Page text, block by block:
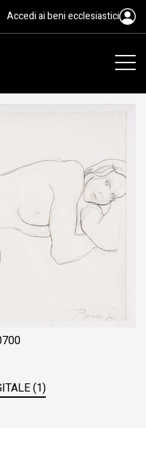
XX
Accedi ai beni ecclesiastici
(1)